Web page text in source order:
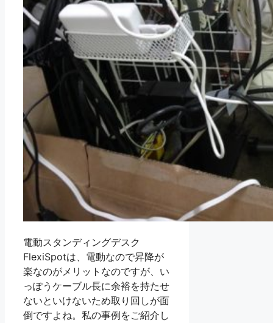
電動スタンディングデスク
FlexiSpotは、電動なので昇降が
楽なのがメリットなのですが、い
っぽうケーブル長に余裕を持たせ
ないといけないため取り回しが面
倒ですよね。私の事例をご紹介し